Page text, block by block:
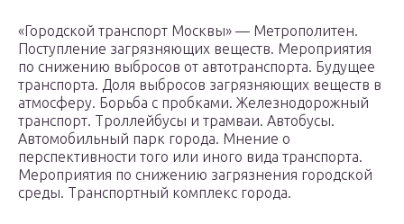
«Городской транспорт Москвы» — Метрополитен.
Поступление загрязняющих веществ. Мероприятия
по снижению выбросов от автотранспорта. Будущее
транспорта. Доля выбросов загрязняющих веществ в
атмосферу. Борьба с пробками. Железнодорожный
транспорт. Троллейбусы и трамваи. Автобусы.
Автомобильный парк города. Мнение о
перспективности того или иного вида транспорта.
Мероприятия по снижению загрязнения городской
среды. Транспортный комплекс города.